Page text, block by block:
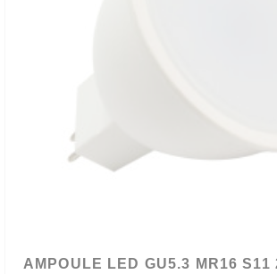
AMPOULE LED GU5.3 MR16 S11